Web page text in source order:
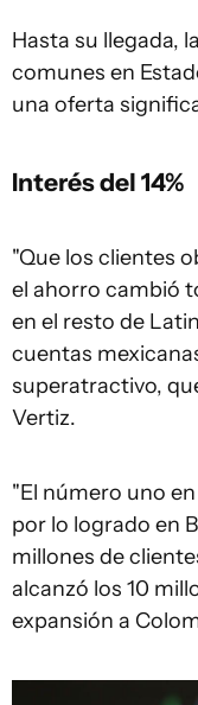
Hasta su llegada,
comunes en
una oferta
Interés del 14%
"Que los clientes
el ahorro cambió
en el resto de
cuentas
superatractivo,
Vertiz.
"El número uno
por lo logrado en
millones de
alcanzó los 10
expansión a